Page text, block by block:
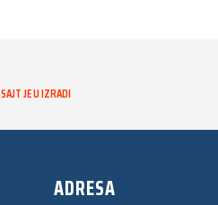
SAJT JE U IZRADI
ADRESA